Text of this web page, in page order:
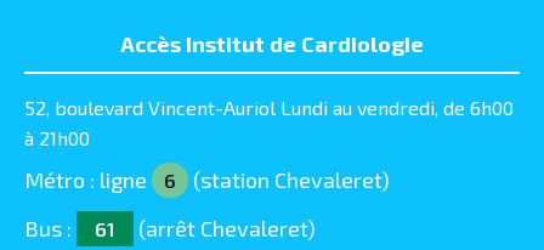
Accès Institut de Cardiologie
52, boulevard Vincent-Auriol Lundi au vendredi, de 6h00
à 21h00
Métro : ligne 6
(station Chevaleret)
Bus :
61 (arrêt Chevaleret)